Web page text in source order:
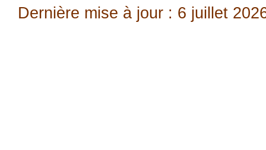
Dernière mise à jour : 6 juillet